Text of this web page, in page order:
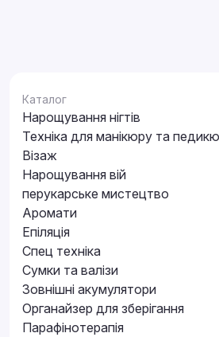
Каталог
Нарощування нігтів
Техніка для манікюру та
Візаж
Нарощування вій
перукарське мистецтво
Аромати
Епіляція
Спец техніка
Сумки та валізи
Зовнішні акумулятори
Органайзер для зберігання
Парафінотерапія